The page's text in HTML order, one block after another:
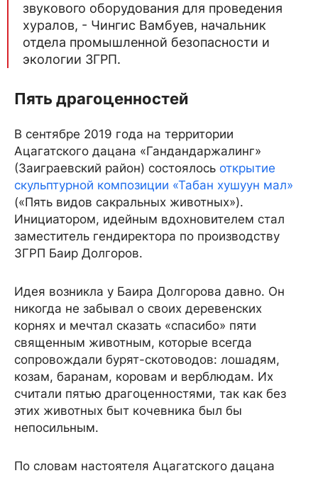
звукового оборудования для проведения
хуралов, - Чингис Вамбуев, начальник
отдела промышленной безопасности и
экологии ЗГРП.
Пять драгоценностей
В сентябре 2019 года на территории
Ацагатского дацана «Гандандаржалинг»
(Заиграевский район) состоялось открытие
скульптурной композиции «Табан хушуун мал»
(«Пять видов сакральных животных»).
Инициатором, идейным вдохновителем стал
заместитель гендиректора по производству
ЗГРП Баир Долгоров.
Идея возникла у Баира Долгорова давно. Он
никогда не забывал о своих деревенских
корнях и мечтал сказать «спасибо» пяти
священным животным, которые всегда
сопровождали бурят-скотоводов: лошадям,
козам, баранам, коровам и верблюдам. Их
считали пятью драгоценностями, так как без
этих животных быт кочевника был бы
непосильным.
По словам настоятеля Ацагатского дацана